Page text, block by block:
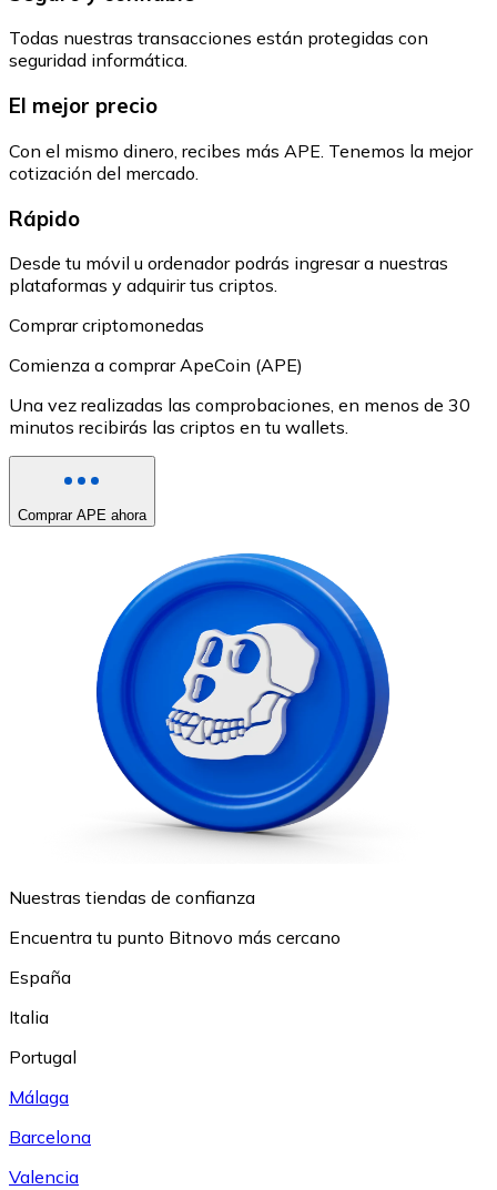
Todas nuestras transacciones están protegidas con
seguridad informática.
El mejor precio
Con el mismo dinero, recibes más APE. Tenemos la mejor
cotización del mercado.
Rápido
Desde tu móvil u ordenador podrás ingresar a nuestras
plataformas y adquirir tus criptos.
Comprar criptomonedas
Comienza a comprar ApeCoin (APE)
Una vez realizadas las comprobaciones, en menos de 30
minutos recibirás las criptos en tu wallets.
Comprar APE ahora
Nuestras tiendas de confianza
Encuentra tu punto Bitnovo más cercano
España
Italia
Portugal
Málaga
Barcelona
Valencia